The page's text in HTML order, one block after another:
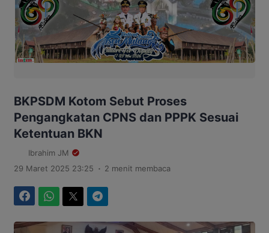
BKPSDM Kotom Sebut Proses
Pengangkatan CPNS dan PPPK Sesuai
Ketentuan BKN
Ibrahim JM
29 Maret 2025 23:25 . 2 menit membaca